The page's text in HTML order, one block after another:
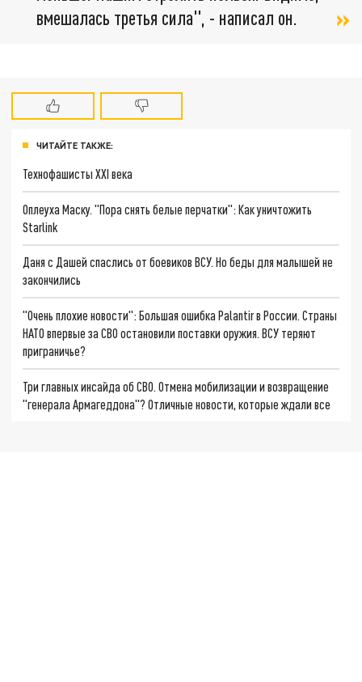
вмешалась третья сила", - написал он.
ЧИТАЙТЕ ТАКЖЕ:
Технофашисты XXI века
Оплеуха Маску. "Пора снять белые перчатки": Как уничтожить
Starlink
Даня с Дашей спаслись от боевиков ВСУ. Но беды для малышей не
закончились
"Очень плохие новости": Большая ошибка Palantir в России. Страны
НАТО впервые за СВО остановили поставки оружия. ВСУ теряют
приграничье?
Три главных инсайда об СВО. Отмена мобилизации и возвращение
"генерала Армагеддона"? Отличные новости, которые ждали все